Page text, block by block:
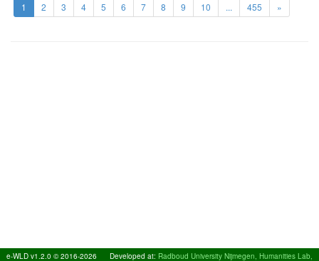
1 2 3 4 5 6 7 8 9 10 ... 455 »
e-WLD v1.2.0 © 2016-2026 Developed at: Radboud University Nijmegen, Humanities Lab,